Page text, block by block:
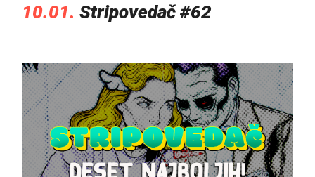
10.01. Stripovedač #62